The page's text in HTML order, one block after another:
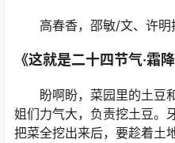
高春香，邵敏/文、许明
《这就是二十四节气·霜
盼啊盼，菜园里的土豆和
姐们力气大，负责挖土豆。
把菜全挖出来后，要趁着土